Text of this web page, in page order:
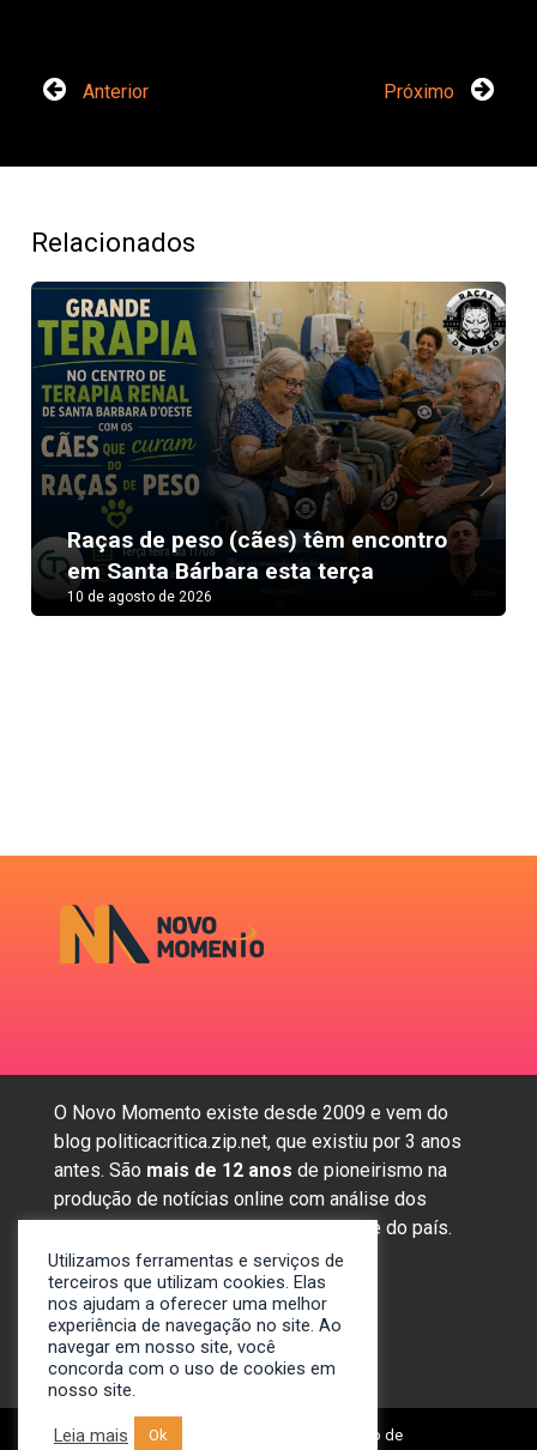
Anterior Próximo
Relacionados
Raças de peso (cães) têm encontro
em Santa Bárbara esta terça
10 de agosto de 2026
Next
O Novo Momento existe desde 2009 e vem do
blog politicacritica.zip.net, que existiu por 3 anos
antes. São mais de 12 anos de pioneirismo na
produção de notícias online com análise dos
assuntos mais importantes da região e do país.
Sobre nós
Anunciar
Contato
© 2009-2024. Portal Novo Momento de
Utilizamos ferramentas e serviços de
terceiros que utilizam cookies. Elas
nos ajudam a oferecer uma melhor
experiência de navegação no site. Ao
navegar em nosso site, você
concorda com o uso de cookies em
nosso site.
Leia mais Ok